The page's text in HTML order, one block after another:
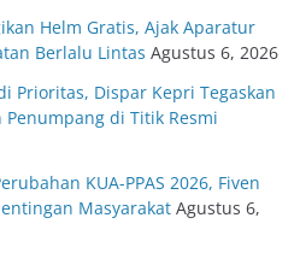
Helm Gratis, Ajak Aparatur
Berlalu Lintas Agustus 6, 2026
Prioritas, Dispar Kepri Tegaskan
di Titik Resmi
KUA-PPAS 2026, Fiven
Masyarakat Agustus 6,